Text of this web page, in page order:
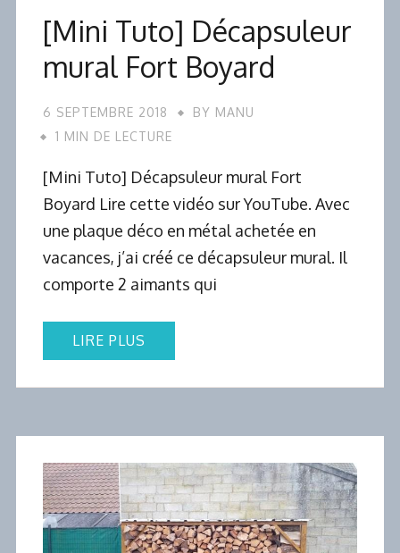
[Mini Tuto] Décapsuleur
mural Fort Boyard
6 SEPTEMBRE 2018 BY MANU
1 MIN DE LECTURE
[Mini Tuto] Décapsuleur mural Fort
Boyard Lire cette vidéo sur YouTube. Avec
une plaque déco en métal achetée en
vacances, j’ai créé ce décapsuleur mural. Il
comporte 2 aimants qui
LIRE PLUS